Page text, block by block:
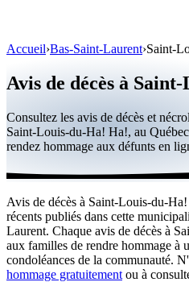
Personnalités publiques
Québec
Canada
International
Par région
Par ville
Maisons funéraires
Accueil›Bas-Saint-Laurent›Saint-
Avis de décès à
Consultez les avis de décès et
Saint-Louis-du-Ha! Ha!, au
rendez hommage aux défunts en
Avis de décès à Saint-Louis-du-
récents publiés dans cette
Laurent. Chaque avis de décès à
aux familles de rendre hommage à
condoléances de la communauté.
hommage gratuitement ou à